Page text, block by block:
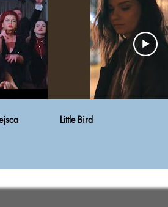
Little Bird